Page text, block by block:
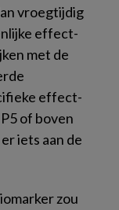
vroegtijdig
effect-
met de
effect-
of boven
iets aan de
zou